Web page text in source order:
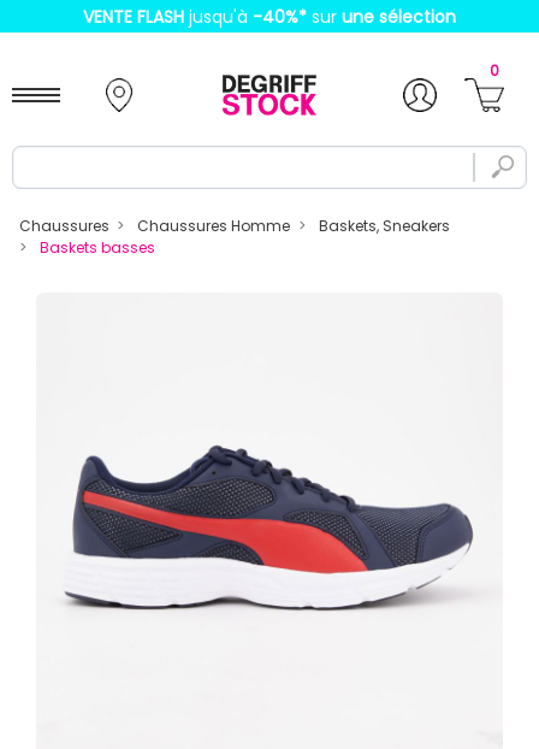
VENTE FLASH jusqu'à -40%* sur une sélection
0
Chaussures Chaussures Homme
Baskets, Sneakers
Baskets basses